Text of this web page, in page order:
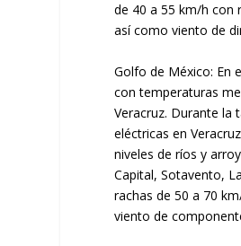
de 40 a 55 km/h con
así como viento de
Golfo de México: En
con temperaturas
Veracruz. Durante la
eléctricas en
niveles de ríos y
Capital, Sotavento,
rachas de 50 a 70
viento de